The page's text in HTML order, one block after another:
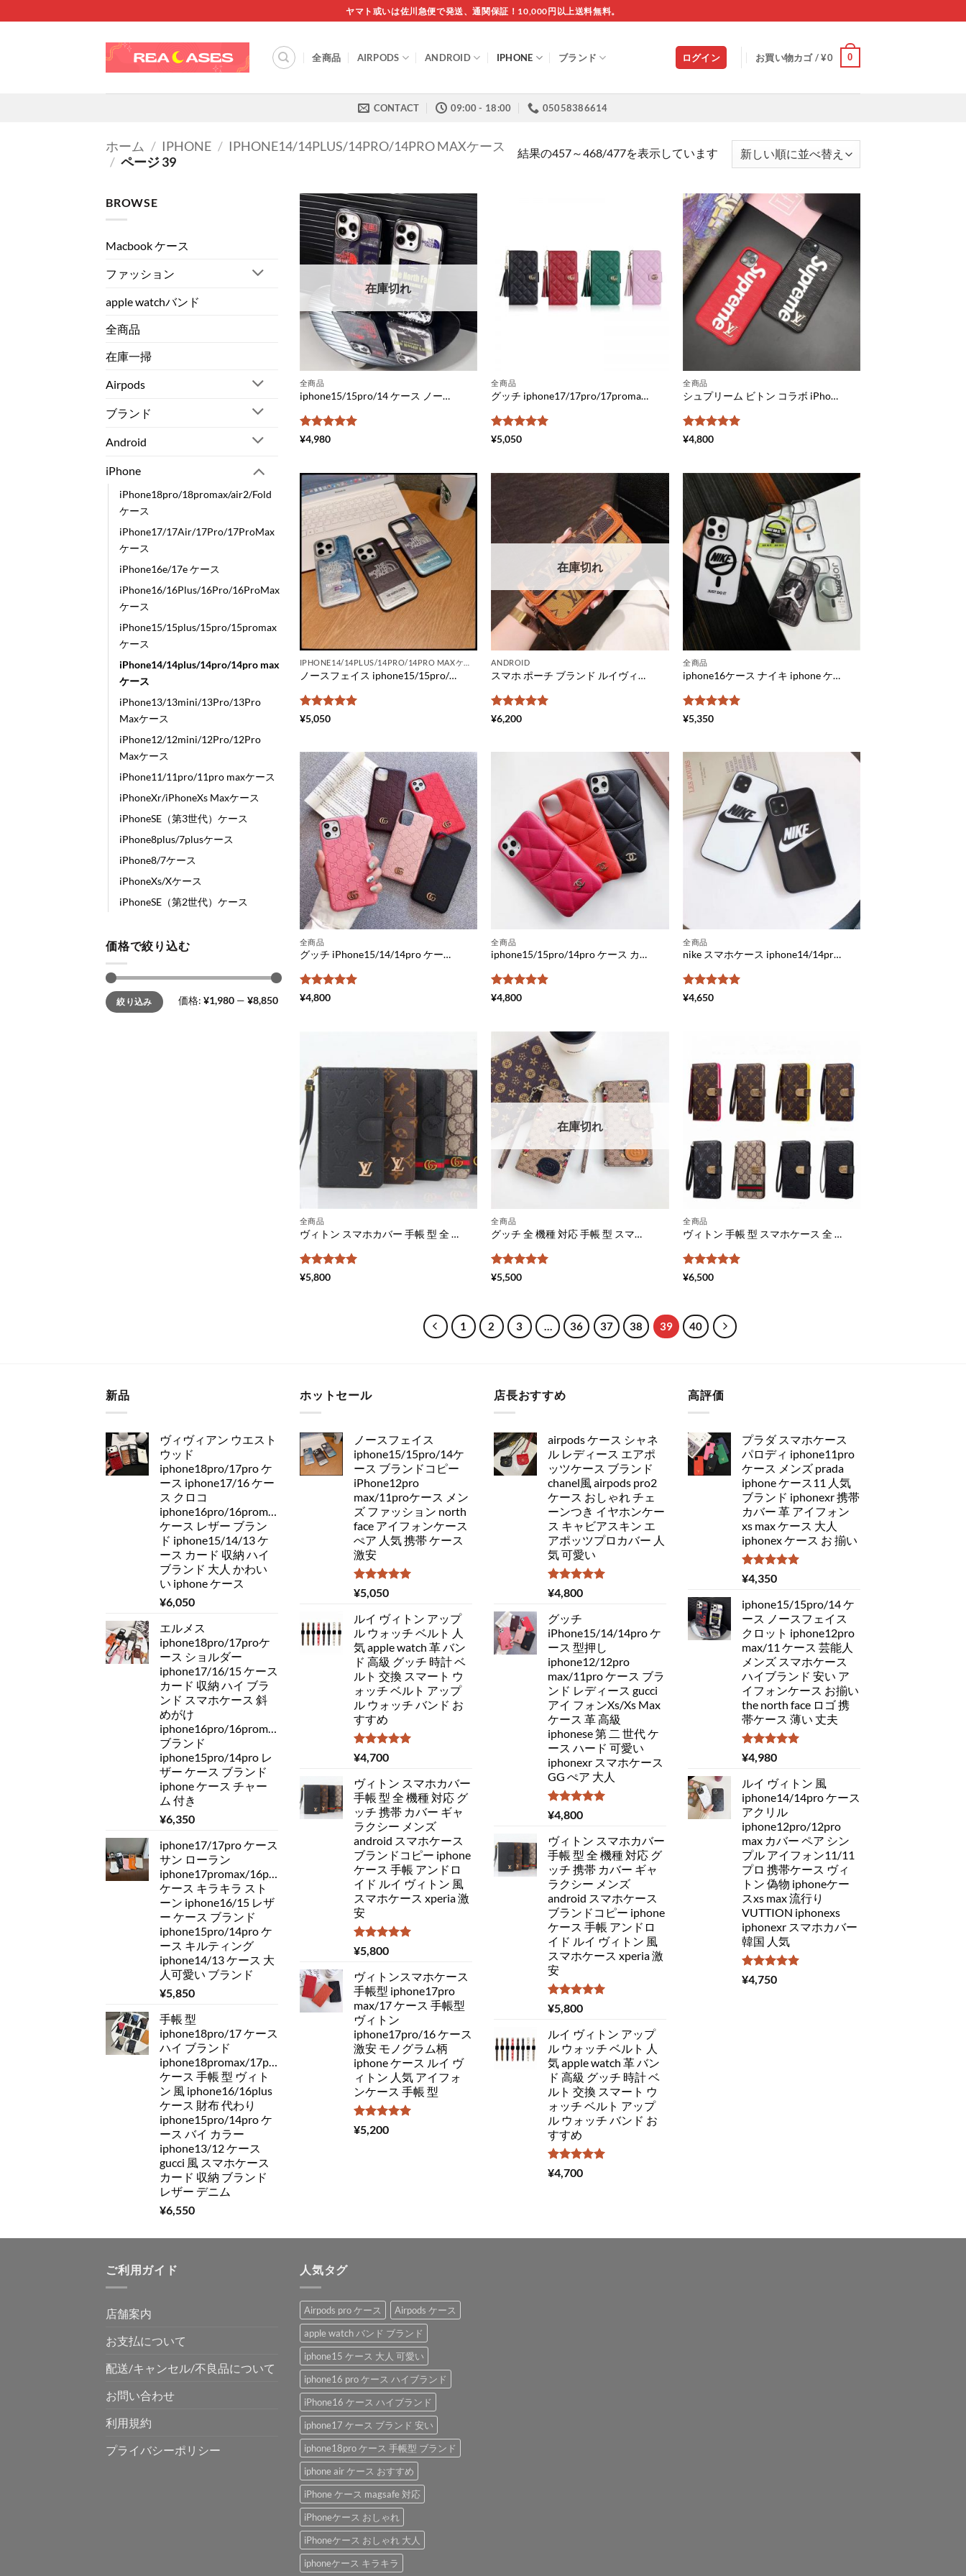
to
ヤマト或いは佐川急便で発送、通関保証！10,000円以上送料無料。
全商品 AIRPODS ANDROID IPHONE ブランド ログイン お買い物カゴ /¥0 0
CONTACT 09:00 - 18:00 05058386614
ホーム / IPHONE / IPHONE14/14PLUS/14PRO/14PRO MAXケース
/ ページ 39
結果の457～468/477を表示しています新
順
BROWSE
Macbook ケース
ファッション
apple watchバンド
全商品
在庫一掃
Airpods
ブランド
Android
iPhone
iPhone18pro/18promax/air2/Fold
ケース
iPhone17/17Air/17Pro/17ProMax
ケース
iPhone16e/17e ケース
iPhone16/16Plus/16Pro/16ProMax
ケース
iPhone15/15plus/15pro/15promax
ケース
iPhone14/14plus/14pro/14pro max
ケース
iPhone13/13mini/13Pro/13Pro
Maxケース
iPhone12/12mini/12Pro/12Pro
Maxケース
iPhone11/11pro/11pro maxケース
iPhoneXr/iPhoneXs Maxケース
iPhoneSE（第3世代）ケース
iPhone8plus/7plusケース
iPhone8/7ケース
iPhoneXs/Xケース
iPhoneSE（第2世代）ケース
価格で絞り込む
最
低
価
最
高
価
絞り込み 価格: ¥1,980 — ¥8,850
在庫切れ
全商品
iphone15/15pro/14 ケース ノースフェイス クロット iphone12pro max/11 ケース 芸能人 メンズ スマホケース ハイブランド 安い アイフォンケース お揃い the north face ロゴ 携帯ケース 薄い 丈夫
5段階中
¥4,980
全商品
グッチ iphone17/17pro/17promaxケース 手帳型 ブランド 人気 アイフォン16pro max ケース タッセル付き GUCCI iphone16/15 ケース キルティング iphone14 スマホケース ラムスキン レディース
5段階中
¥5,050
全商品
シュプリーム ビトン コラボ iPhone15/15pro ケース 水 波紋 アイフォン14pro max ケース エピ supreme ヴィトン iPhone xs max 携帯ケース ぺア 人気 iPhone xr 保護カバー 耐衝撃
5段階中
¥4,800
ノースフェイス iphone15/15pro/14ケース ブランドコピー iPhone12pro max/11proケース メンズ ファッション north face アイフォンケース ぺア 人気 携帯 ケース 激安
5段階中
¥5,050
在庫切れ
ANDROID
スマホ ポーチ ブランド ルイヴィトン ショルダー バッグ レディース ヴィトン スマホケース 背面 収納 全機種対応 スマホ ポシェット 革 おすすめ
5段階中
¥6,200
全商品
iphone16ケース ナイキ iphone ケース アイフォン15/14ケース ぺア 韓国 人気 アイフォンケースシンプル 頑丈
5段階中
¥5,350
全商品
グッチ iPhone15/14/14pro ケース 型押し iphone12/12pro max/11pro ケース ブランド レディース gucci アイ フォンXs/Xs Max ケース 革 高級 iphonese 第 二 世代 ケース ハード 可愛い iphonexr スマホケース GG ぺア 大人
5段階中
¥4,800
全商品
iphone15/15pro/14pro ケース カード 収納 シャネルマトラッセ アイフォンケース13/11 chanel パロディ iphone xr ケース ブランド レディース iphone x xs ケース かわいい iphone xs max 携帯 ケース 革 安い
5段階中
¥4,800
全商品
nike スマホケース iphone14/14pro ガラス ケース メンズ iphone11ケース ナイキ ペア アイフォン Xs Max ケース 人気 iphone Xr ケース お 揃い シンプル iphone xr スマホケース 安い
5段階中
¥4,650
全商品
ヴィトン スマホカバー 手帳 型 全 機種 対応 グッチ 携帯 カバー ギャラクシー メンズ android スマホケース ブランドコピー iphone ケース 手帳 アンドロイド ルイ ヴィトン 風 スマホケース xperia 激安
5段階中
¥5,800
在庫切れ
全商品
グッチ 全 機種 対応 手帳 型 スマホケース gucci ミッキー エクスペリア 携帯 カバー 人気 galaxy s20 ケース ディズニー かわいい アイフォンケース11pro 手帳 ぺア android スマホケースおすすめ
5段階中
¥5,500
全商品
ヴィトン 手帳 型 スマホケース 全 機種 対応 xperia ケース おしゃれ ギャラクシーケース かわいい アンドロイド スマホケース gucci コピー エクスペリア 携帯 カバー aquos センス 3 iphone ケース 手帳 メンズ 激安
5段階中
¥6,500
1 2 3 … 36 37 38 39 40
新品
ヴィヴィアン ウエスト
ウッド
iphone18pro/17pro ケ
ース iphone17/16 ケー
ス クロコ
iphone16pro/16promax
ケース レザー ブラン
ド iphone15/14/13 ケ
ース カード 収納 ハイ
ブランド 大人 かわい
い iphone ケース
¥6,050
エルメス
iphone18pro/17proケ
ース ショルダー
iphone17/16/15 ケース
カード 収納 ハイ ブラ
ンド スマホケース 斜
めがけ
iphone16pro/16promax
ブランド
iphone15pro/14pro レ
ザー ケース ブランド
iphone ケース チャー
ム 付き
¥6,350
iphone17/17pro ケース
サン ローラン
iphone17promax/16pro
ケース キラキラ スト
ーン iphone16/15 レザ
ー ケース ブランド
iphone15pro/14pro ケ
ース キルティング
iphone14/13 ケース 大
人可愛い ブランド
¥5,850
手帳 型
iphone18pro/17 ケース
ハイ ブランド
iphone18promax/17pro/16pro
ケース 手帳 型 ヴィト
ン 風 iphone16/16plus
ケース 財布 代わり
iphone15pro/14pro ケ
ース バイ カラー
iphone13/12 ケース
gucci 風 スマホケース
カード 収納 ブランド
レザー デニム
¥6,550
ホットセール
ノースフェイス
iphone15/15pro/14ケ
ース ブランドコピー
iPhone12pro
max/11proケース メン
ズ ファッション north
face アイフォンケース
ぺア 人気 携帯 ケース
激安
5段階中
5.00
¥5,050
ルイ ヴィトン アップ
ル ウォッチ ベルト 人
気 apple watch 革 バン
ド 高級 グッチ 時計 ベ
ルト 交換 スマート ウ
ォッチ ベルト アップ
ル ウォッチ バンド お
すすめ
5段階中
5.00
¥4,700
ヴィトン スマホカバー
手帳 型 全 機種 対応 グ
ッチ 携帯 カバー ギャ
ラクシー メンズ
android スマホケース
ブランドコピー iphone
ケース 手帳 アンドロ
イド ルイ ヴィトン 風
スマホケース xperia 激
安
5段階中
5.00
¥5,800
ヴィトンスマホケース
手帳型 iphone17pro
max/17 ケース 手帳型
ヴィトン
iphone17pro/16 ケース
激安 モノグラム柄
iphone ケース ルイ ヴ
ィトン 人気 アイフォ
ンケース 手帳 型
5段階中
5.00
¥5,200
店長おすすめ
airpods ケース シャネ
ル レディース エアポ
ッツケース ブランド
chanel風 airpods pro2
ケース おしゃれ チェ
ーンつき イヤホンケー
ス キャビアスキン エ
アポッツプロカバー 人
気 可愛い
5段階中
5.00
¥4,800
グッチ
iPhone15/14/14pro ケ
ース 型押し
iphone12/12pro
max/11pro ケース ブラ
ンド レディース gucci
アイ フォンXs/Xs Max
ケース 革 高級
iphonese 第 二 世代 ケ
ース ハード 可愛い
iphonexr スマホケース
GG ぺア 大人
5段階中
5.00
¥4,800
ヴィトン スマホカバー
手帳 型 全 機種 対応 グ
ッチ 携帯 カバー ギャ
ラクシー メンズ
android スマホケース
ブランドコピー iphone
ケース 手帳 アンドロ
イド ルイ ヴィトン 風
スマホケース xperia 激
安
5段階中
5.00
¥5,800
ルイ ヴィトン アップ
ル ウォッチ ベルト 人
気 apple watch 革 バン
ド 高級 グッチ 時計 ベ
ルト 交換 スマート ウ
ォッチ ベルト アップ
ル ウォッチ バンド お
すすめ
5段階中
5.00
¥4,700
高評価
プラダ スマホケース
パロディ iphone11pro
ケース メンズ prada
iphone ケース11 人気
ブランド iphonexr 携帯
カバー 革 アイフォン
xs max ケース 大人
iphonex ケース お 揃い
5段階中
5.00
¥4,350
iphone15/15pro/14 ケ
ース ノースフェイス
クロット iphone12pro
max/11 ケース 芸能人
メンズ スマホケース
ハイブランド 安い ア
イフォンケース お揃い
the north face ロゴ 携
帯ケース 薄い 丈夫
5段階中
5.00
¥4,980
ルイ ヴィトン 風
iphone14/14pro ケース
アクリル
iphone12pro/12pro
max カバー ペア シン
プル アイフォン11/11
プロ 携帯ケース ヴィ
トン 偽物 iphoneケー
スxs max 流行り
VUTTION iphonexs
iphonexr スマホカバー
韓国 人気
5段階中
5.00
¥4,750
ご利用ガイド
店舗案内
お支払について
配送/キャンセル/不良品について
お問い合わせ
利用規約
プライバシーポリシー
人気タグ
Airpods pro ケース
Airpods ケース
apple watch バンド ブランド
iphone15 ケース 大人 可愛い
iphone16 pro ケース ハイブランド
iPhone16 ケース ハイブランド
iphone17 ケース ブランド 安い
iphone18pro ケース 手帳型 ブランド
iphone air ケース おすすめ
iPhone ケース magsafe 対応
iPhoneケース おしゃれ
iPhoneケース おしゃれ 大人
iphoneケース キラキラ